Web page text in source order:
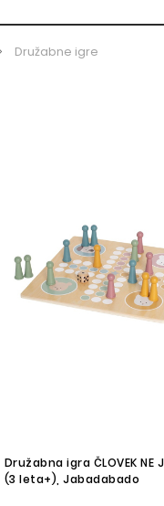
Družabne igre
Družabna igra ČLOVEK NE
(3 leta+), Jabadabado